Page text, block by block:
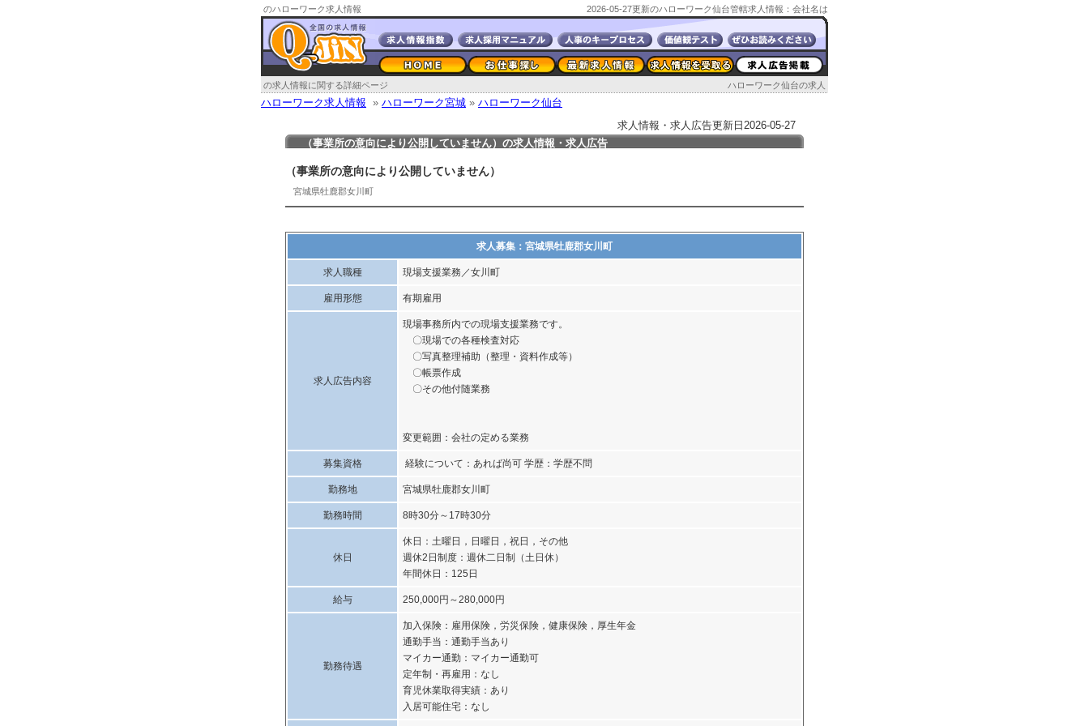
のハローワーク求人情報 2026-05-27更新のハローワーク仙台管轄求人情報：会社名は
ハローワーク仙台の求人
の求人情報に関する詳細ページ
ハローワーク求人情報 » ハローワーク宮城 » ハローワーク仙台
求人情報・求人広告更新日2026-05-27
（事業所の意向により公開していません）の求人情報・求人広告
（事業所の意向により公開していません）
宮城県牡鹿郡女川町
求人募集：宮城県牡鹿郡女川町
求人職種 現場支援業務／女川町
雇用形態 有期雇用
求人広告内容
現場事務所内での現場支援業務です。
〇現場での各種検査対応
〇写真整理補助（整理・資料作成等）
〇帳票作成
〇その他付随業務
変更範囲：会社の定める業務
募集資格 経験について：あれば尚可 学歴：学歴不問
勤務地 宮城県牡鹿郡女川町
勤務時間 8時30分～17時30分
休日
休日：土曜日，日曜日，祝日，その他
週休2日制度：週休二日制（土日休）
年間休日：125日
給与 250,000円～280,000円
勤務待遇
加入保険：雇用保険，労災保険，健康保険，厚生年金
通勤手当：通勤手当あり
マイカー通勤：マイカー通勤可
定年制・再雇用：なし
育児休業取得実績：あり
入居可能住宅：なし